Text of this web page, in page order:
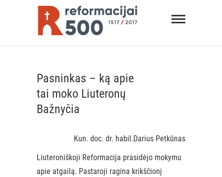
REFORMACIJA 500
Pasninkas – ką apie
tai moko Liuteronų
Bažnyčia
Kun. doc. dr. habil.Darius Petkūnas
Liuteroniškoji Reformacija prasidėjo mokymu
apie atgailą. Pastaroji ragina krikščionį